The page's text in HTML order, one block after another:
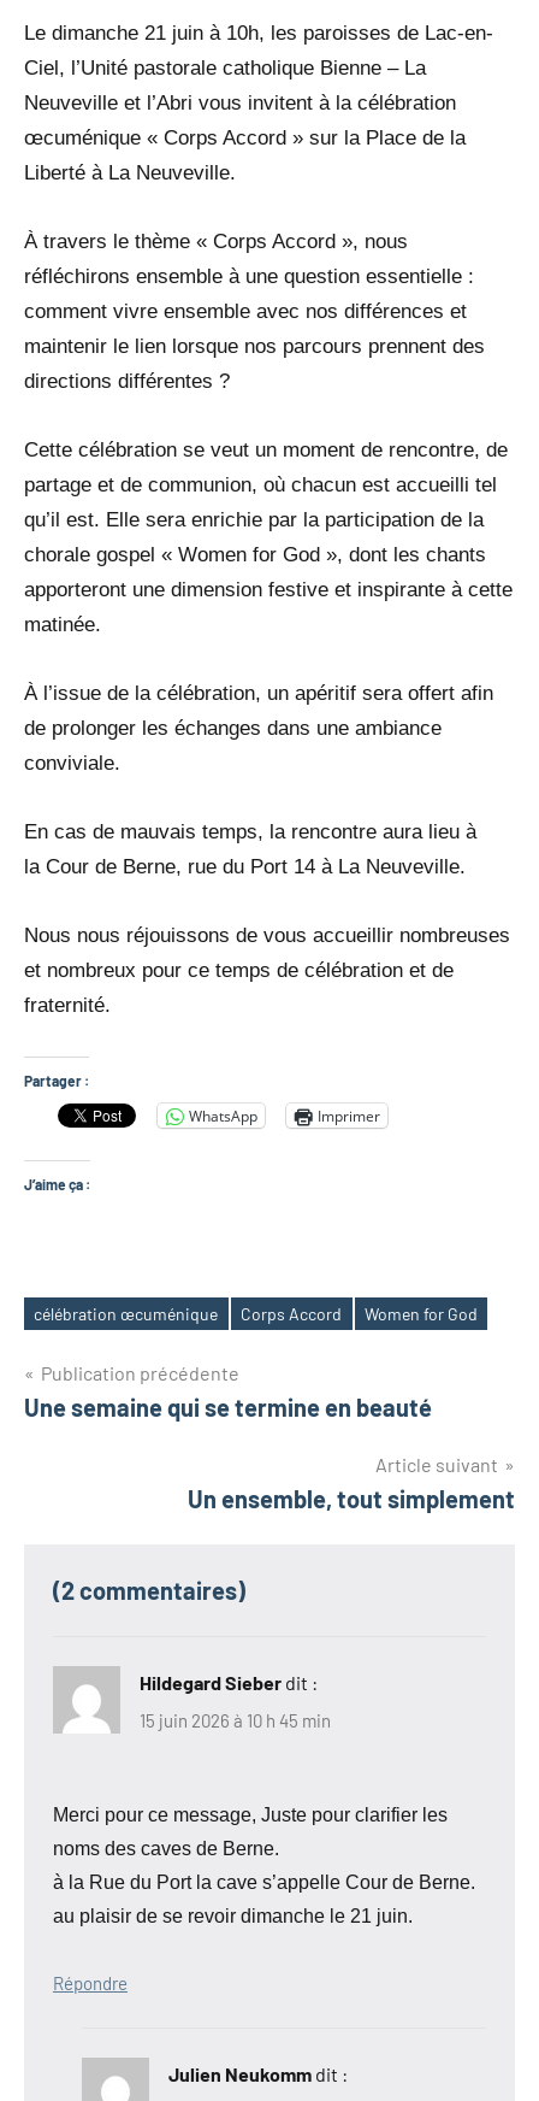
Le dimanche 21 juin à 10h, les paroisses de Lac-en-
Ciel, l’Unité pastorale catholique Bienne – La
Neuveville et l’Abri vous invitent à la célébration
œcuménique « Corps Accord » sur la Place de la
Liberté à La Neuveville.
À travers le thème « Corps Accord », nous
réfléchirons ensemble à une question essentielle :
comment vivre ensemble avec nos différences et
maintenir le lien lorsque nos parcours prennent des
directions différentes ?
Cette célébration se veut un moment de rencontre, de
partage et de communion, où chacun est accueilli tel
qu’il est. Elle sera enrichie par la participation de la
chorale gospel « Women for God », dont les chants
apporteront une dimension festive et inspirante à cette
matinée.
À l’issue de la célébration, un apéritif sera offert afin
de prolonger les échanges dans une ambiance
conviviale.
En cas de mauvais temps, la rencontre aura lieu à
la Cour de Berne, rue du Port 14 à La Neuveville.
Nous nous réjouissons de vous accueillir nombreuses
et nombreux pour ce temps de célébration et de
fraternité.
Partager :
WhatsApp Imprimer
J’aime ça :
Étiquettes
célébration œcuménique Corps Accord Women for God
Navigation
de
Publication précédente
Une semaine qui se termine en beauté
Article suivant
Un ensemble, tout simplement
(2 commentaires)
Hildegard Sieber dit :
15 juin 2026 à 10 h 45 min
Merci pour ce message, Juste pour clarifier les
noms des caves de Berne.
à la Rue du Port la cave s’appelle Cour de Berne.
au plaisir de se revoir dimanche le 21 juin.
Répondre
Julien Neukomm dit :